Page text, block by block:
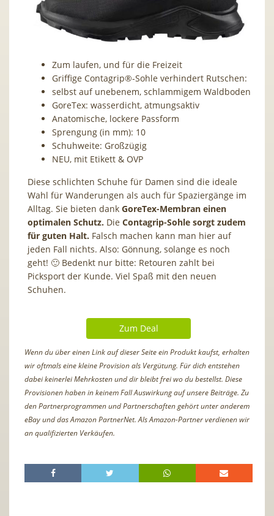
Zum laufen, und für die Freizeit
Griffige Contagrip®-Sohle verhindert Rutschen:
selbst auf unebenem, schlammigem Waldboden
GoreTex: wasserdicht, atmungsaktiv
Anatomische, lockere Passform
Sprengung (in mm): 10
Schuhweite: Großzügig
NEU, mit Etikett & OVP
Diese schlichten Schuhe für Damen sind die ideale
Wahl für Wanderungen als auch für Spaziergänge im
Alltag. Sie bieten dank GoreTex-Membran einen
optimalen Schutz. Die Contagrip-Sohle sorgt zudem
für guten Halt. Falsch machen kann man hier auf
jeden Fall nichts. Also: Gönnung, solange es noch
geht! 🙂 Bedenkt nur bitte: Retouren zahlt bei
Picksport der Kunde. Viel Spaß mit den neuen
Schuhen.
Zum Deal
Wenn du über einen Link auf dieser Seite ein Produkt kaufst, erhalten
wir oftmals eine kleine Provision als Vergütung. Für dich entstehen
dabei keinerlei Mehrkosten und dir bleibt frei wo du bestellst. Diese
Provisionen haben in keinem Fall Auswirkung auf unsere Beiträge. Zu
den Partnerprogrammen und Partnerschaften gehört unter anderem
eBay und das Amazon PartnerNet. Als Amazon-Partner verdienen wir
an qualifizierten Verkäufen.